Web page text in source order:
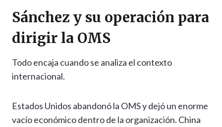
Sánchez y su operación para
dirigir la OMS
Todo encaja cuando se analiza el contexto
internacional.
Estados Unidos abandonó la OMS y dejó un enorme
vacío económico dentro de la organización. China